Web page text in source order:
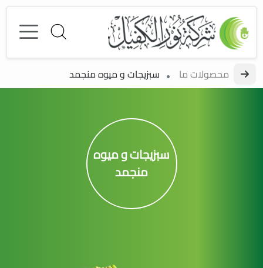
محصولات ما سبزیجات و میوه منجمد
سبزیجات و میوه
منجمد